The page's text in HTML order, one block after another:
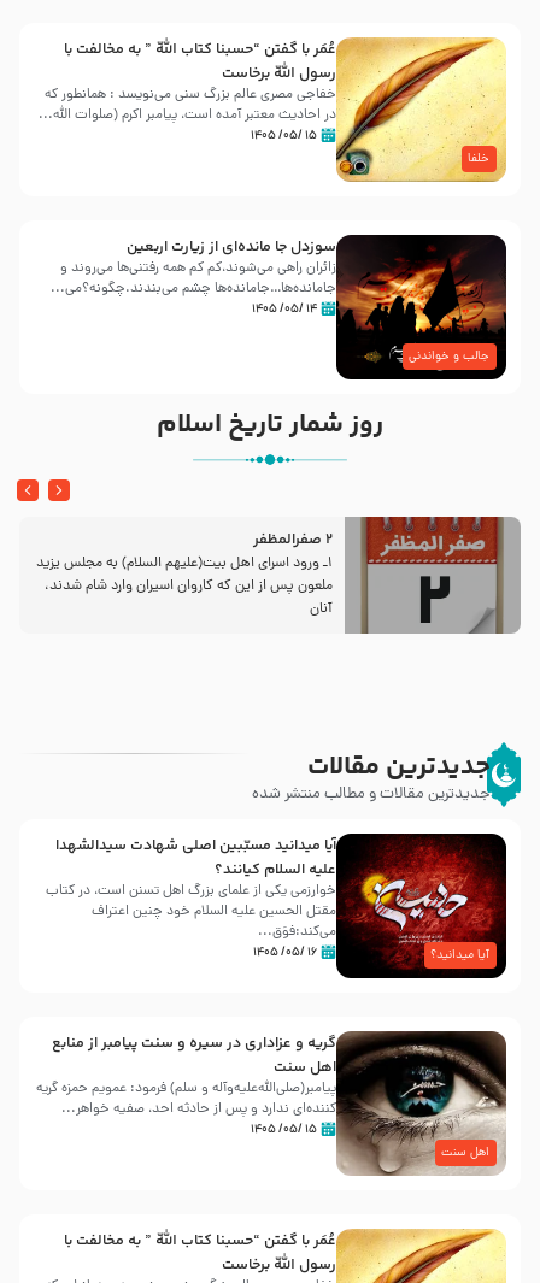
خلفا
عُمَر با گفتن “حسبنا كتاب اللّه ” به مخالفت با
رسول اللّه برخاست
خفاجی مصری عالم بزرگ سنی می‌نویسد : همانطور که
در احادیث معتبر آمده است، پیامبر اکرم (صلوات اللّه...
۱۵ /۰۵/ ۱۴۰۵
جالب و خواندنی
سوزدل جا مانده‌ای از زیارت اربعین
زائران راهی می‌شوند،کم‌ کم همه رفتنی‌ها می‌روند و
جامانده‌ها…جامانده‌ها چشم می‌بندند.چگونه؟می‌...
۱۴ /۰۵/ ۱۴۰۵
روز شمار تاریخ اسلام
2 صفرالمظفر
1ـ ورود اسراى اهل بیت‌(علیهم السلام) به مجلس یزید
ملعون پس از این كه كاروان اسیران وارد شام شدند،
آنان
جدیدترین مقالات
جدیدترین مقالات و مطالب منتشر شده
آیا میدانید؟
آیا میدانید مسبّبین اصلی شهادت سیدالشهدا
علیه ‌السلام کیانند؟
خوارزمی یکی از علمای بزرگ اهل تسنن است، در کتاب
مقتل الحسین علیه ‌السلام خود چنین اعتراف
می‌کند:فوَق...
۱۶ /۰۵/ ۱۴۰۵
اهل سنت
گریه و عزاداری در سیره و سنت پیامبر از منابع
اهل سنت
پیامبر(صلی‌الله‌علیه‌وآله و سلم) فرمود: عمویم حمزه گریه
کننده‌ای ندارد و پس از حادثه احد، صفیه خواهر...
۱۵ /۰۵/ ۱۴۰۵
عُمَر با گفتن “حسبنا كتاب اللّه ” به مخالفت با
رسول اللّه برخاست